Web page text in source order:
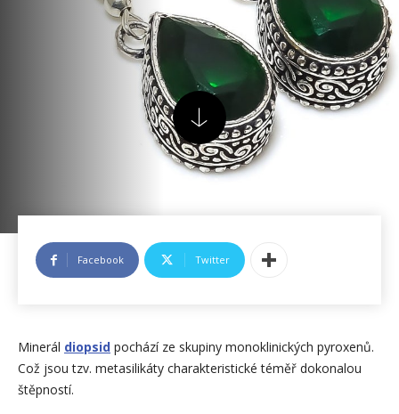
Facebook Twitter
Minerál diopsid pochází ze skupiny monoklinických pyroxenů.
Což jsou tzv. metasilikáty charakteristické téměř dokonalou
štěpností.